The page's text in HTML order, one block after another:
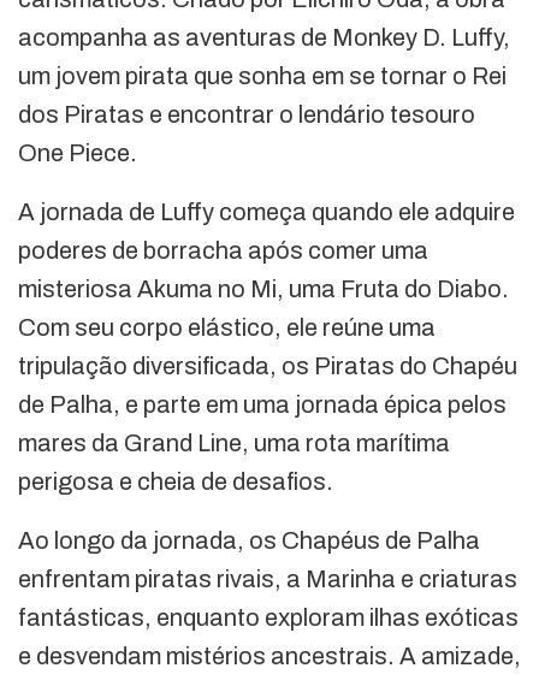
acompanha as aventuras de Monkey D. Luffy,
um jovem pirata que sonha em se tornar o Rei
dos Piratas e encontrar o lendário tesouro
One Piece.
A jornada de Luffy começa quando ele adquire
poderes de borracha após comer uma
misteriosa Akuma no Mi, uma Fruta do Diabo.
Com seu corpo elástico, ele reúne uma
tripulação diversificada, os Piratas do Chapéu
de Palha, e parte em uma jornada épica pelos
mares da Grand Line, uma rota marítima
perigosa e cheia de desafios.
Ao longo da jornada, os Chapéus de Palha
enfrentam piratas rivais, a Marinha e criaturas
fantásticas, enquanto exploram ilhas exóticas
e desvendam mistérios ancestrais. A amizade,